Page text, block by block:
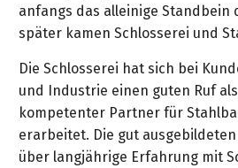
anfangs das alleinige Standbein
später kamen Schlosserei und
Die Schlosserei hat sich bei
und Industrie einen guten Ruf
kompetenter Partner für
erarbeitet. Die gut
über langjährige Erfahrung mit